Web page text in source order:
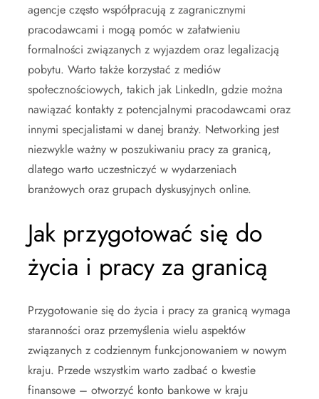
agencje często współpracują z zagranicznymi
pracodawcami i mogą pomóc w załatwieniu
formalności związanych z wyjazdem oraz legalizacją
pobytu. Warto także korzystać z mediów
społecznościowych, takich jak LinkedIn, gdzie można
nawiązać kontakty z potencjalnymi pracodawcami oraz
innymi specjalistami w danej branży. Networking jest
niezwykle ważny w poszukiwaniu pracy za granicą,
dlatego warto uczestniczyć w wydarzeniach
branżowych oraz grupach dyskusyjnych online.
Jak przygotować się do
życia i pracy za granicą
Przygotowanie się do życia i pracy za granicą wymaga
staranności oraz przemyślenia wielu aspektów
związanych z codziennym funkcjonowaniem w nowym
kraju. Przede wszystkim warto zadbać o kwestie
finansowe – otworzyć konto bankowe w kraju